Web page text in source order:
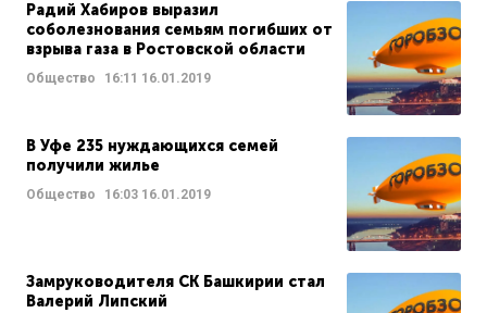
Радий Хабиров выразил
соболезнования семьям погибших от
взрыва газа в Ростовской области
Общество 16:11 16.01.2019
В Уфе 235 нуждающихся семей
получили жилье
Общество 16:03 16.01.2019
Замруководителя СК Башкирии стал
Валерий Липский